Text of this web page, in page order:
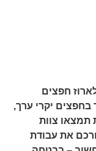
חפצים
יקרי ערך,
תמצאו צוות
את עבודת